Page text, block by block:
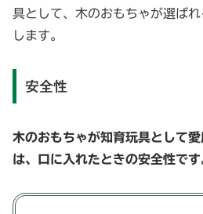
具として、木のおもちゃが選ば
します。
安全性
木のおもちゃが知育玩具として
は、口に入れたときの安全性です